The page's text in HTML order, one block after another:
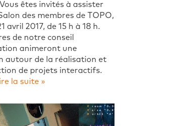
êtes invités à assister
des membres de TOPO,
avril 2017, de 15 h à 18 h.
de notre conseil
animeront une
autour de la réalisation et
de projets interactifs.
la suite »